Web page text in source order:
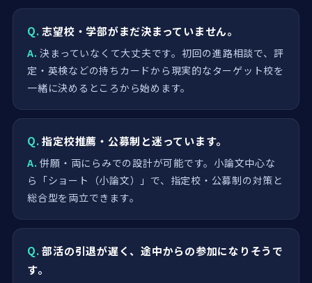
Q.志望校・学部がまだ決まっていません。
A. 決まっていなくて大丈夫です。初回の進路相談で、評
定・英検などの持ちカードから現実的なターゲット校を
一緒に決めるところから始めます。
Q.指定校推薦・公募制と迷っています。
A. 併願・両にらみでの設計が可能です。小論文中心な
ら「ショート（小論文）」で、指定校・公募制の対策と
総合型を両立できます。
Q.部活の引退が遅く、途中からの参加になりそうで
す。